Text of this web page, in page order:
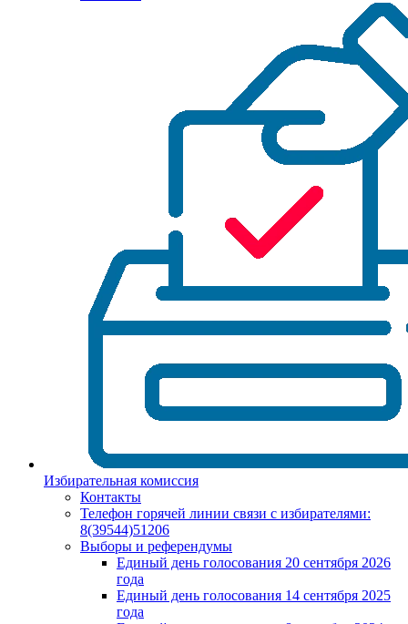
Избирательная комиссия
Контакты
Телефон горячей линии связи с избирателями:
8(39544)51206
Выборы и референдумы
Единый день голосования 20 сентября 2026
года
Единый день голосования 14 сентября 2025
года